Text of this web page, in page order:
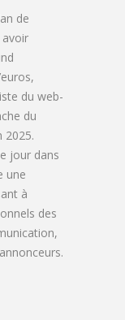
de
avoir
du web-
du
2025.
jour dans
une
à
des